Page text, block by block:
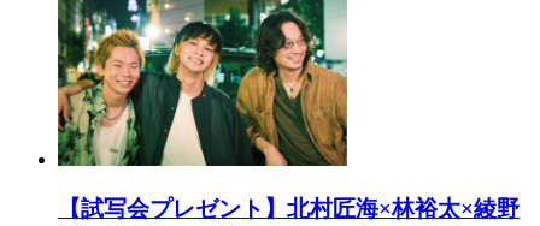
【試写会プレゼント】北村匠海×林裕太×綾野